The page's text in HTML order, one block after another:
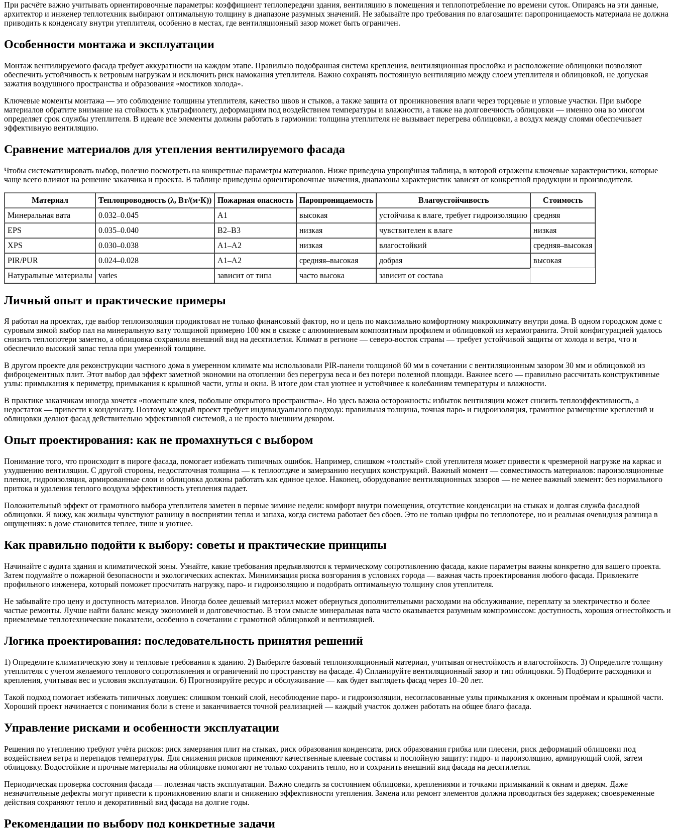
При расчёте важно учитывать ориентировочные параметры: коэффициент теплопередачи здания, вентиляцию в помещения и теплопотребление по времени суток. Опираясь на эти данные,
архитектор и инженер теплотехник выбирают оптимальную толщину в диапазоне разумных значений. Не забывайте про требования по влагозащите: паропроницаемость материала не должна
приводить к конденсату внутри утеплителя, особенно в местах, где вентиляционный зазор может быть ограничен.
Особенности монтажа и эксплуатации
Монтаж вентилируемого фасада требует аккуратности на каждом этапе. Правильно подобранная система крепления, вентиляционная прослойка и расположение облицовки позволяют
обеспечить устойчивость к ветровым нагрузкам и исключить риск намокания утеплителя. Важно сохранять постоянную вентиляцию между слоем утеплителя и облицовкой, не допуская
зажатия воздушного пространства и образования «мостиков холода».
Ключевые моменты монтажа — это соблюдение толщины утеплителя, качество швов и стыков, а также защита от проникновения влаги через торцевые и угловые участки. При выборе
материалов обратите внимание на стойкость к ультрафиолету, деформациям под воздействием температуры и влажности, а также на долговечность облицовки — именно она во многом
определяет срок службы утеплителя. В идеале все элементы должны работать в гармонии: толщина утеплителя не вызывает перегрева облицовки, а воздух между слоями обеспечивает
эффективную вентиляцию.
Сравнение материалов для утепления вентилируемого фасада
Чтобы систематизировать выбор, полезно посмотреть на конкретные параметры материалов. Ниже приведена упрощённая таблица, в которой отражены ключевые характеристики, которые
чаще всего влияют на решение заказчика и проекта. В таблице приведены ориентировочные значения, диапазоны характеристик зависят от конкретной продукции и производителя.
Материал Теплопроводность (λ, Вт/(м·К)) Пожарная опасность Паропроницаемость Влагоустойчивость
Стоимость
Минеральная вата
0.032–0.045 A1 высокая устойчива к влаге, требует гидроизоляцию
средняя
EPS
0.035–0.040 B2–B3 низкая чувствителен к влаге
низкая
XPS
0.030–0.038 A1–A2 низкая влагостойкий
средняя–высокая
PIR/PUR
0.024–0.028 A1–A2 средняя–высокая добрая
высокая
Натуральные материалы
varies зависит от типа часто высока зависит от состава
Личный опыт и практические примеры
Я работал на проектах, где выбор теплоизоляции продиктовал не только финансовый фактор, но и цель по максимально комфортному микроклимату внутри дома. В одном городском доме с
суровым зимой выбор пал на минеральную вату толщиной примерно 100 мм в связке с алюминиевым композитным профилем и облицовкой из керамогранита. Этой конфигурацией удалось
снизить теплопотери заметно, а облицовка сохранила внешний вид на десятилетия. Климат в регионе — северо-восток страны — требует устойчивой защиты от холода и ветра, что и
обеспечило высокий запас тепла при умеренной толщине.
В другом проекте для реконструкции частного дома в умеренном климате мы использовали PIR-панели толщиной 60 мм в сочетании с вентиляционным зазором 30 мм и облицовкой из
фиброцементных плит. Этот выбор дал эффект заметной экономии на отоплении без перегруза веса и без потери полезной площади. Важнее всего — правильно рассчитать конструктивные
узлы: примыкания к периметру, примыкания к крышной части, углы и окна. В итоге дом стал уютнее и устойчивее к колебаниям температуры и влажности.
В практике заказчикам иногда хочется «поменьше клея, побольше открытого пространства». Но здесь важна осторожность: избыток вентиляции может снизить теплоэффективность, а
недостаток — привести к конденсату. Поэтому каждый проект требует индивидуального подхода: правильная толщина, точная паро- и гидроизоляция, грамотное размещение креплений и
облицовки делают фасад действительно эффективной системой, а не просто внешним декором.
Опыт проектирования: как не промахнуться с выбором
Понимание того, что происходит в пироге фасада, помогает избежать типичных ошибок. Например, слишком «толстый» слой утеплителя может привести к чрезмерной нагрузке на каркас и
ухудшению вентиляции. С другой стороны, недостаточная толщина — к теплоотдаче и замерзанию несущих конструкций. Важный момент — совместимость материалов: пароизоляционные
пленки, гидроизоляция, армированные слои и облицовка должны работать как единое целое. Наконец, оборудование вентиляционных зазоров — не менее важный элемент: без нормального
притока и удаления теплого воздуха эффективность утепления падает.
Положительный эффект от грамотного выбора утеплителя заметен в первые зимние недели: комфорт внутри помещения, отсутствие конденсации на стыках и долгая служба фасадной
облицовки. Я вижу, как жильцы чувствуют разницу в восприятии тепла и запаха, когда система работает без сбоев. Это не только цифры по теплопотере, но и реальная очевидная разница в
ощущениях: в доме становится теплее, тише и уютнее.
Как правильно подойти к выбору: советы и практические принципы
Начинайте с аудита здания и климатической зоны. Узнайте, какие требования предъявляются к термическому сопротивлению фасада, какие параметры важны конкретно для вашего проекта.
Затем подумайте о пожарной безопасности и экологических аспектах. Минимизация риска возгорания в условиях города — важная часть проектирования любого фасада. Привлеките
профильного инженера, который поможет просчитать нагрузку, паро- и гидроизоляцию и подобрать оптимальную толщину слоя утеплителя.
Не забывайте про цену и доступность материалов. Иногда более дешевый материал может обернуться дополнительными расходами на обслуживание, переплату за электричество и более
частые ремонты. Лучше найти баланс между экономией и долговечностью. В этом смысле минеральная вата часто оказывается разумным компромиссом: доступность, хорошая огнестойкость и
приемлемые теплотехнические показатели, особенно в сочетании с грамотной облицовкой и вентиляцией.
Логика проектирования: последовательность принятия решений
1) Определите климатическую зону и тепловые требования к зданию. 2) Выберите базовый теплоизоляционный материал, учитывая огнестойкость и влагостойкость. 3) Определите толщину
утеплителя с учетом желаемого теплового сопротивления и ограничений по пространству на фасаде. 4) Спланируйте вентиляционный зазор и тип облицовки. 5) Подберите расходники и
крепления, учитывая вес и условия эксплуатации. 6) Прогнозируйте ресурс и обслуживание — как будет выглядеть фасад через 10–20 лет.
Такой подход помогает избежать типичных ловушек: слишком тонкий слой, несоблюдение паро- и гидроизоляции, несогласованные узлы примыкания к оконным проёмам и крышной части.
Хороший проект начинается с понимания боли в стене и заканчивается точной реализацией — каждый участок должен работать на общее благо фасада.
Управление рисками и особенности эксплуатации
Решения по утеплению требуют учёта рисков: риск замерзания плит на стыках, риск образования конденсата, риск образования грибка или плесени, риск деформаций облицовки под
воздействием ветра и перепадов температуры. Для снижения рисков применяют качественные клеевые составы и послойную защиту: гидро- и пароизоляцию, армирующий слой, затем
облицовку. Водостойкие и прочные материалы на облицовке помогают не только сохранить тепло, но и сохранить внешний вид фасада на десятилетия.
Периодическая проверка состояния фасада — полезная часть эксплуатации. Важно следить за состоянием облицовки, креплениями и точками примыканий к окнам и дверям. Даже
незначительные дефекты могут привести к проникновению влаги и снижению эффективности утепления. Замена или ремонт элементов должна проводиться без задержек; своевременные
действия сохраняют тепло и декоративный вид фасада на долгие годы.
Рекомендации по выбору под конкретные задачи